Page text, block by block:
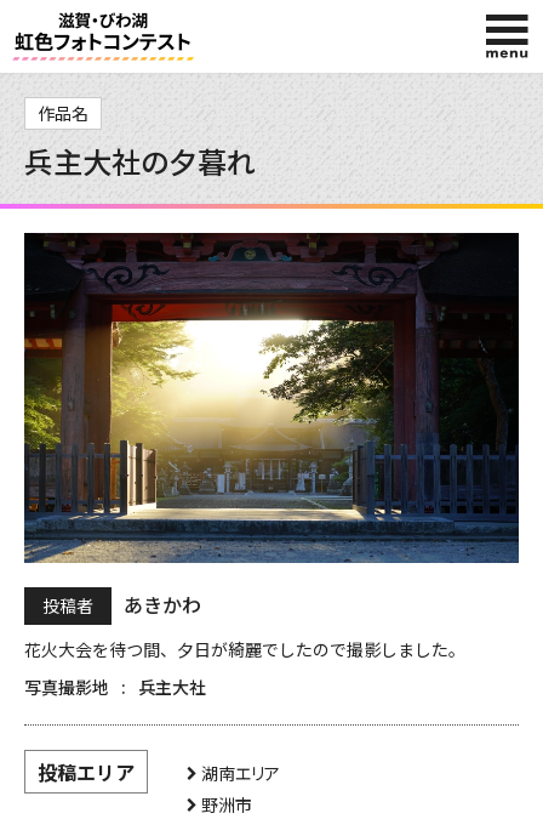
HOME
入賞作品
投稿作品
作品名
兵主大社の夕暮れ
投稿者 あきかわ
花火大会を待つ間、夕日が綺麗でしたので撮影しました。
写真撮影地
兵主大社
投稿エリア
湖南エリア
野洲市